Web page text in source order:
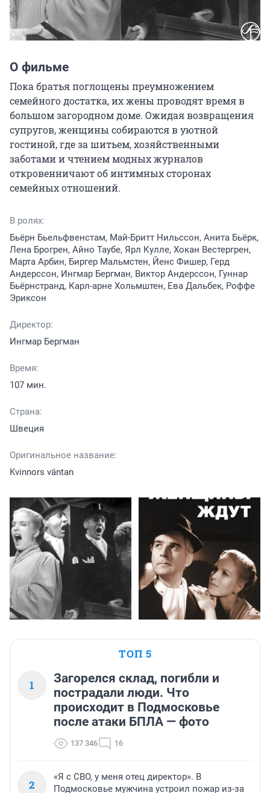
О фильме
Пока братья поглощены преумножением
семейного достатка, их жены проводят время в
большом загородном доме. Ожидая возвращения
супругов, женщины собираются в уютной
гостиной, где за шитьем, хозяйственными
заботами и чтением модных журналов
откровенничают об интимных сторонах
семейных отношений.
В ролях:
Бьёрн Бьельфвенстам, Май-Бритт Нильссон, Анита Бьёрк,
Лена Брогрен, Айно Таубе, Ярл Кулле, Хокан Вестергрен,
Марта Арбин, Биргер Мальмстен, Йенс Фишер, Герд
Андерссон, Ингмар Бергман, Виктор Андерссон, Гуннар
Бьёрнстранд, Карл-арне Хольмштен, Ева Дальбек, Роффе
Эриксон
Директор:
Ингмар Бергман
Время:
107 мин.
Страна:
Швеция
Оригинальное название:
Kvinnors väntan
ТОП 5
1
Загорелся склад, погибли и
пострадали люди. Что
происходит в Подмосковье
после атаки БПЛА — фото
137 346 16
2
«Я с СВО, у меня отец директор». В
Подмосковье мужчина устроил пожар из-за